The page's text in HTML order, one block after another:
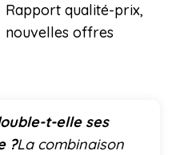
Rapport qualité-prix,
nouvelles offres
t-elle ses
?La combinaison